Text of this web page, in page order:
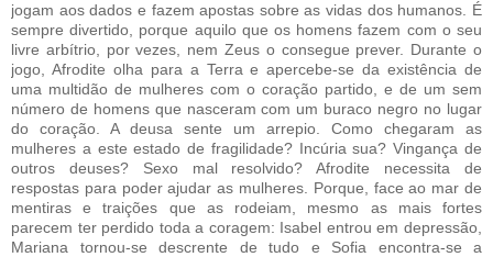
jogam aos dados e fazem apostas sobre as vidas dos humanos. É
sempre divertido, porque aquilo que os homens fazem com o seu
livre arbítrio, por vezes, nem Zeus o consegue prever. Durante o
jogo, Afrodite olha para a Terra e apercebe-se da existência de
uma multidão de mulheres com o coração partido, e de um sem
número de homens que nasceram com um buraco negro no lugar
do coração. A deusa sente um arrepio. Como chegaram as
mulheres a este estado de fragilidade? Incúria sua? Vingança de
outros deuses? Sexo mal resolvido? Afrodite necessita de
respostas para poder ajudar as mulheres. Porque, face ao mar de
mentiras e traições que as rodeiam, mesmo as mais fortes
parecem ter perdido toda a coragem: Isabel entrou em depressão,
Mariana tornou-se descrente de tudo e Sofia encontra-se a